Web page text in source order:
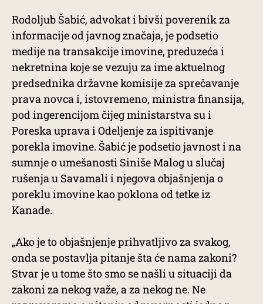
Rodoljub Šabić, advokat i bivši poverenik za
informacije od javnog značaja, je podsetio
medije na transakcije imovine, preduzeća i
nekretnina koje se vezuju za ime aktuelnog
predsednika državne komisije za sprečavanje
prava novca i, istovremeno, ministra finansija,
pod ingerencijom čijeg ministarstva su i
Poreska uprava i Odeljenje za ispitivanje
porekla imovine. Šabić je podsetio javnost i na
sumnje o umešanosti Siniše Malog u slučaj
rušenja u Savamali i njegova objašnjenja o
poreklu imovine kao poklona od tetke iz
Kanade.
„Ako je to objašnjenje prihvatljivo za svakog,
onda se postavlja pitanje šta će nama zakoni?
Stvar je u tome što smo se našli u situaciji da
zakoni za nekog važe, a za nekog ne. Ne